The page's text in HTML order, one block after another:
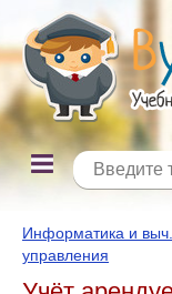
Информатика и выч.
управления